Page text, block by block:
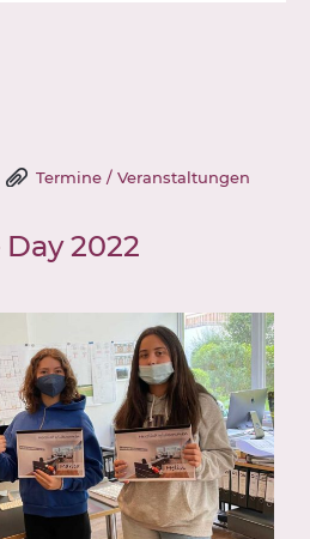
Termine / Veranstaltungen
Day 2022